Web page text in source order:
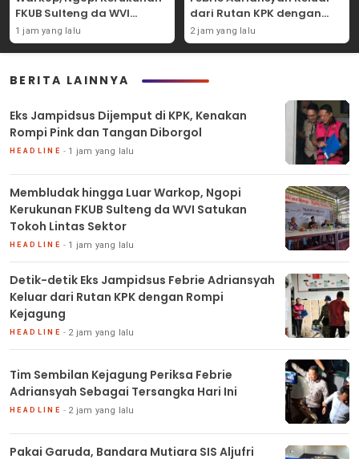
FKUB Sulteng da WVI
Satukan Tokoh Lintas
Sektor
1 jam yang lalu
dari Rutan KPK dengan
Rompi Kejagung
2 jam yang lalu
BERITA LAINNYA
Eks Jampidsus Dijemput di KPK, Kenakan
Rompi Pink dan Tangan Diborgol
HEADLINE 1 jam yang lalu
Membludak hingga Luar Warkop, Ngopi
Kerukunan FKUB Sulteng da WVI Satukan
Tokoh Lintas Sektor
HEADLINE 1 jam yang lalu
Detik-detik Eks Jampidsus Febrie Adriansyah
Keluar dari Rutan KPK dengan Rompi
Kejagung
HEADLINE 2 jam yang lalu
Tim Sembilan Kejagung Periksa Febrie
Adriansyah Sebagai Tersangka Hari Ini
HEADLINE 2 jam yang lalu
Pakai Garuda, Bandara Mutiara SIS Aljufri